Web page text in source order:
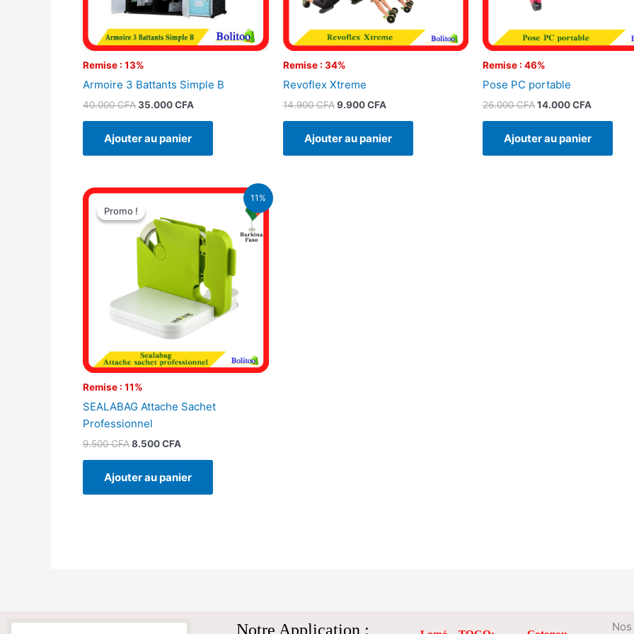
Remise : 13%
Armoire 3 Battants Simple B
40.000CFA35.000CFA
Ajouter au panier
Remise : 34%
Revoflex Xtreme
14.900CFA 9.900CFA
Ajouter au panier
Remise : 46%
Pose PC portable
26.000CFA14.000CFA
Ajouter au panier
11%
Promo !
Remise : 11%
Promo !
SEALABAG Attache Sachet
Professionnel
9.500CFA
Le
initial
était :
9.500 CFA.
8.500CFA
Le
est :
8.500 CFA.
Ajouter au panier
Notre Application :